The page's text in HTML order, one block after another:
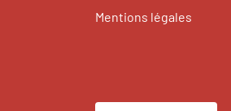
Mentions légales